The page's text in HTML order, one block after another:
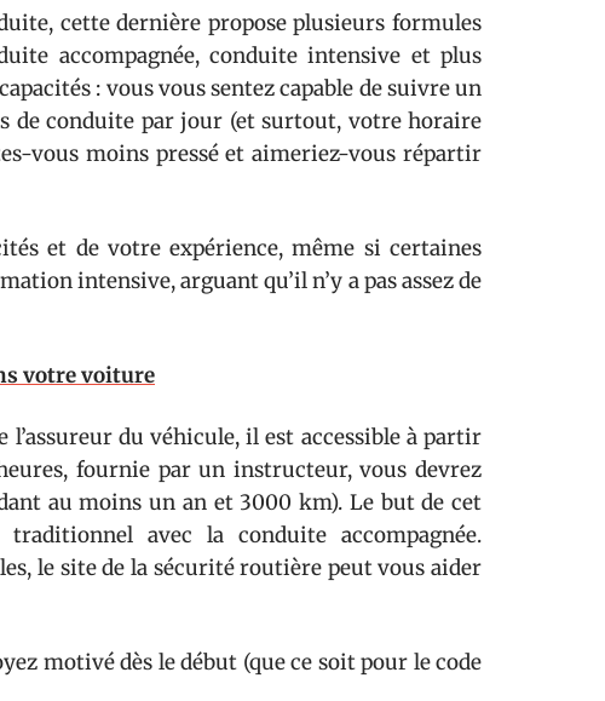
cette dernière propose plusieurs formules
accompagnée, conduite intensive et plus
: vous vous sentez capable de suivre un
de conduite par jour (et surtout, votre horaire
vous moins pressé et aimeriez-vous répartir
et de votre expérience, même si certaines
intensive, arguant qu’il n’y a pas assez de
votre voiture
du véhicule, il est accessible à partir
fournie par un instructeur, vous devrez
au moins un an et 3000 km). Le but de cet
traditionnel avec la conduite accompagnée.
le site de la sécurité routière peut vous aider
motivé dès le début (que ce soit pour le code